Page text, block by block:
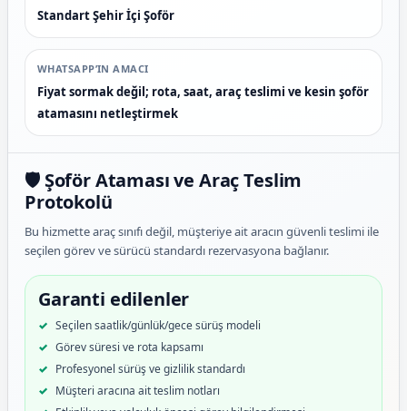
Standart Şehir İçi Şoför
WHATSAPP’IN AMACI
Fiyat sormak değil; rota, saat, araç teslimi ve kesin şoför
atamasını netleştirmek
🛡️ Şoför Ataması ve Araç Teslim
Protokolü
Bu hizmette araç sınıfı değil, müşteriye ait aracın güvenli teslimi ile
seçilen görev ve sürücü standardı rezervasyona bağlanır.
Garanti edilenler
Seçilen saatlik/günlük/gece sürüş modeli
Görev süresi ve rota kapsamı
Profesyonel sürüş ve gizlilik standardı
Müşteri aracına ait teslim notları